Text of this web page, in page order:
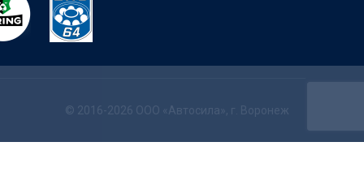
© 2016-2026 ООО «Автосила», г. Воронеж